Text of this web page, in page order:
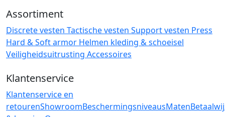
Assortiment
Discrete vesten Tactische vesten Support vesten Press
Hard & Soft armor Helmen kleding & schoeisel
Veiligheidsuitrusting Accessoires
Klantenservice
Klantenservice en
retourenShowroomBeschermingsniveausMaten